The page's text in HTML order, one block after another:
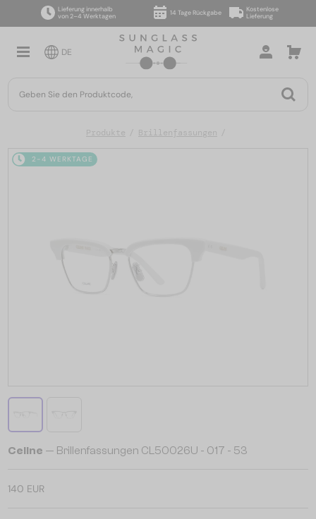
Lieferung innerhalb
von 2–4 Werktagen
14 Tage Rückgabe
Kostenlose
Lieferung
DE
Produkte Brillenfassungen
2-4 WERKTAGE
Celine — Brillenfassungen CL50026U - 017 - 53
140 EUR